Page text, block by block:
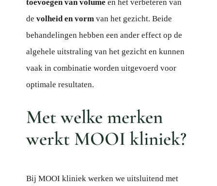
toevoegen van volume en het verbeteren van
de volheid en vorm van het gezicht. Beide
behandelingen hebben een ander effect op de
algehele uitstraling van het gezicht en kunnen
vaak in combinatie worden uitgevoerd voor
optimale resultaten.
Met welke merken
werkt MOOI kliniek?
Bij MOOI kliniek werken we uitsluitend met